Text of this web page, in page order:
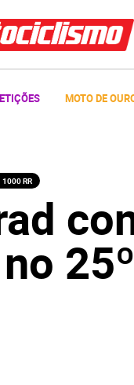
MOTO DE
1000 RR